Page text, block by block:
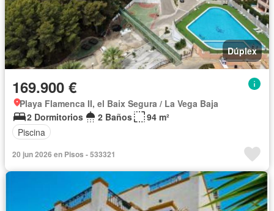
Dúplex
169.900 €
Playa Flamenca II, el Baix Segura / La Vega Baja
2 Dormitorios
2 Baños
94 m²
Piscina
20 jun 2026 en Pisos - 533321